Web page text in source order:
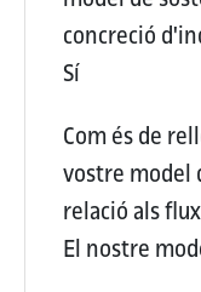
concreció
Sí
Com és de
vostre model
relació als
El nostre